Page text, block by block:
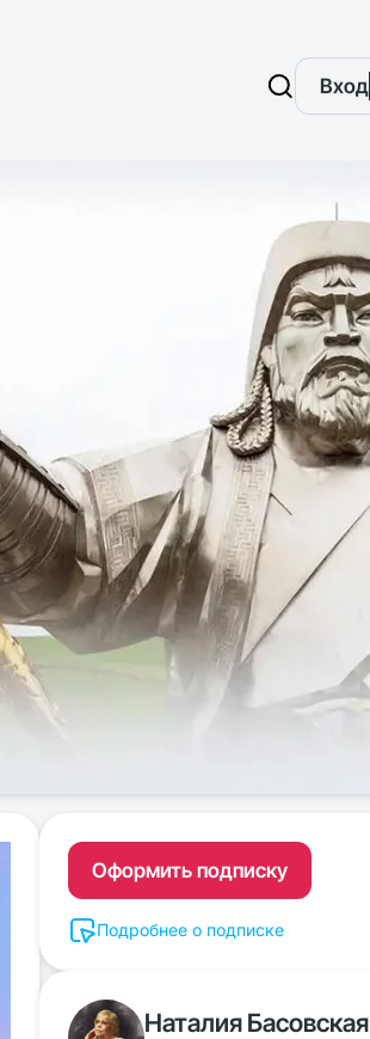
Вход
Оформить подписку
Подробнее о подписке
Наталия Басовская